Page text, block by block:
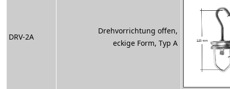
DRV-2A
Drehvorrichtung offen,
eckige Form, Typ A